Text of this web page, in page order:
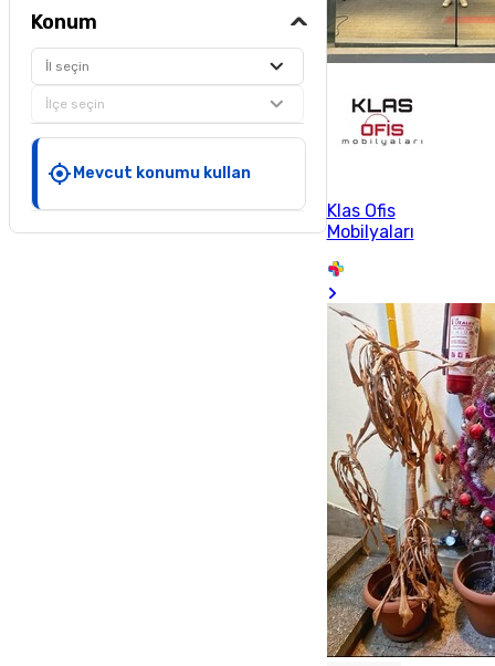
Konum
İl seçin
İlçe seçin
Mevcut konumu kullan
Klas Ofis
Mobilyaları